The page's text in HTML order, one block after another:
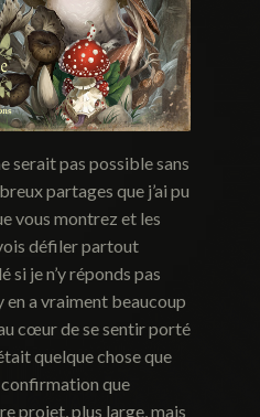
serait pas possible sans
partages que j’ai pu
vous montrez et les
défiler partout
si je n’y réponds pas
a vraiment beaucoup
cœur de se sentir porté
quelque chose que
confirmation que
projet, plus large, mais